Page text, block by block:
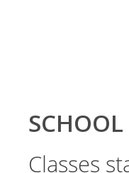
Classes